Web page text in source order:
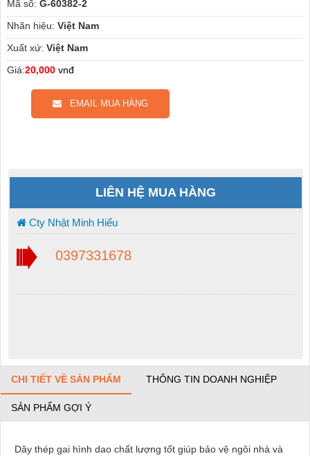
Mã số: G-60382-2
Nhãn hiệu: Việt Nam
Xuất xứ: Việt Nam
Giá:20,000 vnđ
EMAIL MUA HÀNG
LIÊN HỆ MUA HÀNG
Cty Nhật Minh Hiếu
0397331678
CHI TIẾT VỀ SẢN PHẨM THÔNG TIN DOANH NGHIỆP
SẢN PHẨM GỢI Ý
Dây thép gai hình dao chất lượng tốt giúp bảo vệ ngôi nhà và